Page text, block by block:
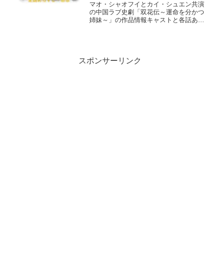
マオ・シャオフイとカイ・シュエン共演
の中国ラブ史劇「双花伝～運命を分かつ
姉妹～」の作品情報キャストと各話あら
スポンサーリンク